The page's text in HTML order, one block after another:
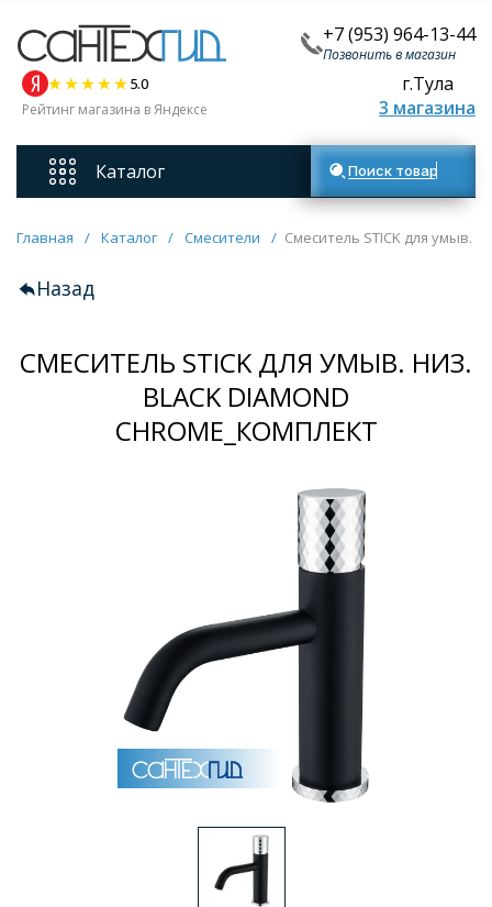
+7 (953) 964-13-44
Позвонить в магазин
5.0
Рейтинг магазина в Яндексе
г.Тула
3 магазина
Каталог
Смесители
Унитазы
Мебель для ванных комнат
Ванны
Душевые кабины
Полотенцесушители
Аксессуары для ванных комнат
Душевые поддоны
Поиск товаров
Главная / Каталог / Смесители / Смеситель STICK для умыв.
Назад
СМЕСИТЕЛЬ STICK ДЛЯ УМЫВ. НИЗ.
BLACK DIAMOND
CHROME_КОМПЛЕКТ